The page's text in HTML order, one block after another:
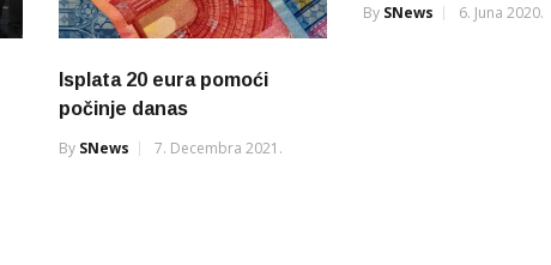
Isplata 20 eura pomoći
počinje danas
By SNews 7. Decembra 2021.
By SNews 6. Juna 2020.